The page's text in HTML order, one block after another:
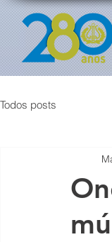
Todos posts